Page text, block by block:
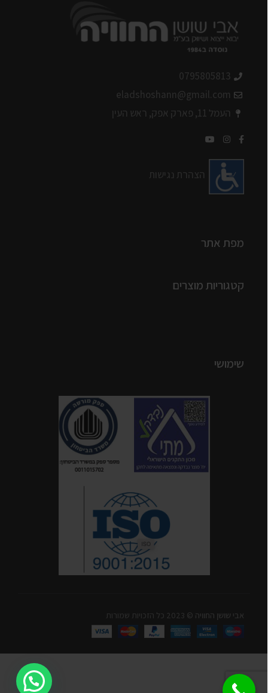
0795805813
eladshoshann@gmail.com
העמל 11, פארק אפק, ראש העין
הצהרת נגישות
מפת אתר
קטגוריות מוצרים
שימושי
אבי שושן החוויה © 2023 כל הזכויות שמורות